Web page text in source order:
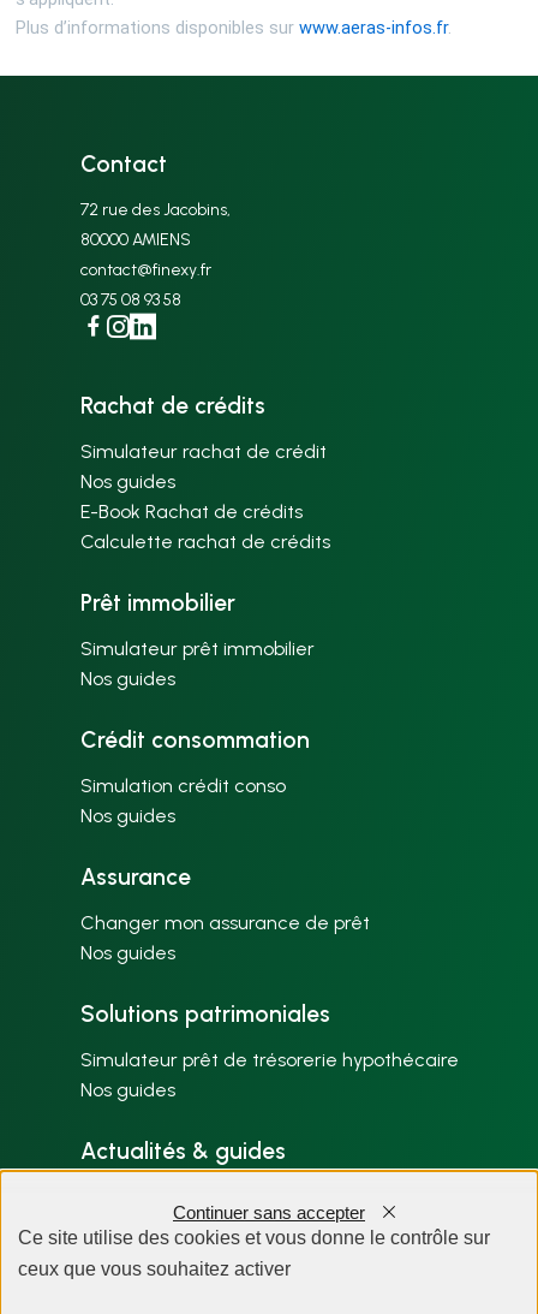
Plus d’informations disponibles surwww.aeras-infos.fr.
Contact
72 rue des Jacobins,
80000 AMIENS
contact@finexy.fr
03 75 08 93 58
Facebook
Instagram
Rachat de crédits
Simulateur rachat de crédit
Nos guides
E-Book Rachat de crédits
Calculette rachat de crédits
Prêt immobilier
Simulateur prêt immobilier
Nos guides
Crédit consommation
Simulation crédit conso
Nos guides
Assurance
Changer mon assurance de prêt
Nos guides
Solutions patrimoniales
Simulateur prêt de trésorerie hypothécaire
Nos guides
Actualités & guides
Plan du site
Ce site utilise des cookies et vous donne le contrôle sur
ceux que vous souhaitez activer
Continuer sans accepter